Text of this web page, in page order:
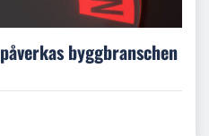
byggbranschen